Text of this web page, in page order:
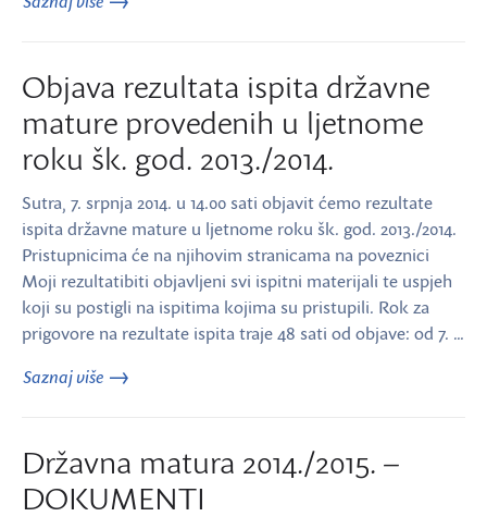
Objava rezultata ispita državne
mature provedenih u ljetnome
roku šk. god. 2013./2014.
Sutra, 7. srpnja 2014. u 14.00 sati objavit ćemo rezultate
ispita državne mature u ljetnome roku šk. god. 2013./2014.
Pristupnicima će na njihovim stranicama na poveznici
Moji rezultatibiti objavljeni svi ispitni materijali te uspjeh
koji su postigli na ispitima kojima su pristupili. Rok za
prigovore na rezultate ispita traje 48 sati od objave: od 7. …
Saznaj više
Državna matura 2014./2015. –
DOKUMENTI